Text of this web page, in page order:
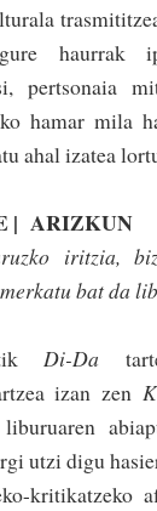
haurrak
pertsonaia
hamar mila
ahal izatea
| ARIZKUN
iritzia,
bat da
Di-Da
izan zen
liburuaren
utzi digu
kritikatzeko